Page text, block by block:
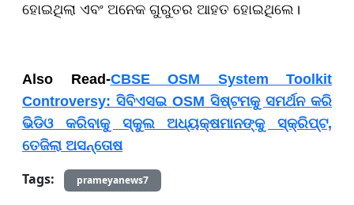
ହୋଇଥିଲା ଏବଂ ଅନେକ ଗୁରୁତର ଆହତ ହୋଇଥିଲେ।
Also Read-CBSE OSM System Toolkit
Controversy: ସିବିଏସଇ OSM ସିଷ୍ଟମକୁ ସମର୍ଥନ କରି
ଭିଡିଓ କରିବାକୁ ସ୍କୁଲ ଅଧ୍ୟକ୍ଷମାନଙ୍କୁ ସ୍କ୍ରିପ୍ଟ,
ତେଜିଲା ଅସନ୍ତୋଷ
Tags: prameyanews7